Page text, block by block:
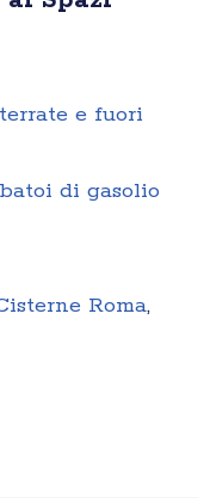
e fuori
di gasolio
Roma,